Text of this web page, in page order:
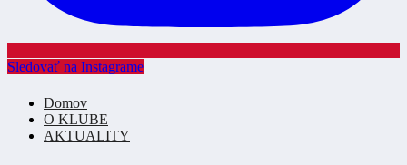
Sledovať na Instagrame
Domov
O KLUBE
AKTUALITY